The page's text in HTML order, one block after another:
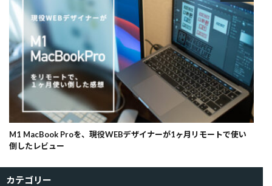
M1 MacBook Proを、現役WEBデザイナーが1ヶ月リモートで使い
倒したレビュー
カテゴリー